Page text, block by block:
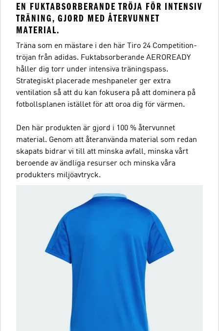
EN FUKTABSORBERANDE TRÖJA FÖR INTENSIV
TRÄNING, GJORD MED ÅTERVUNNET
MATERIAL.
Träna som en mästare i den här Tiro 24 Competition-
tröjan från adidas. Fuktabsorberande AEROREADY
håller dig torr under intensiva träningspass.
Strategiskt placerade meshpaneler ger extra
ventilation så att du kan fokusera på att dominera på
fotbollsplanen istället för att oroa dig för värmen.
Den här produkten är gjord i 100 % återvunnet
material. Genom att återanvända material som redan
skapats bidrar vi till att minska avfall, minska vårt
beroende av ändliga resurser och minska våra
produkters miljöavtryck.